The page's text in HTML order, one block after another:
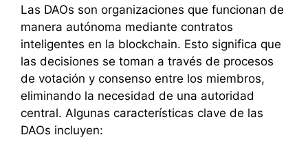
Las DAOs son organizaciones que funcionan de
manera autónoma mediante contratos
inteligentes en la blockchain. Esto significa que
las decisiones se toman a través de procesos
de votación y consenso entre los miembros,
eliminando la necesidad de una autoridad
central. Algunas características clave de las
DAOs incluyen: